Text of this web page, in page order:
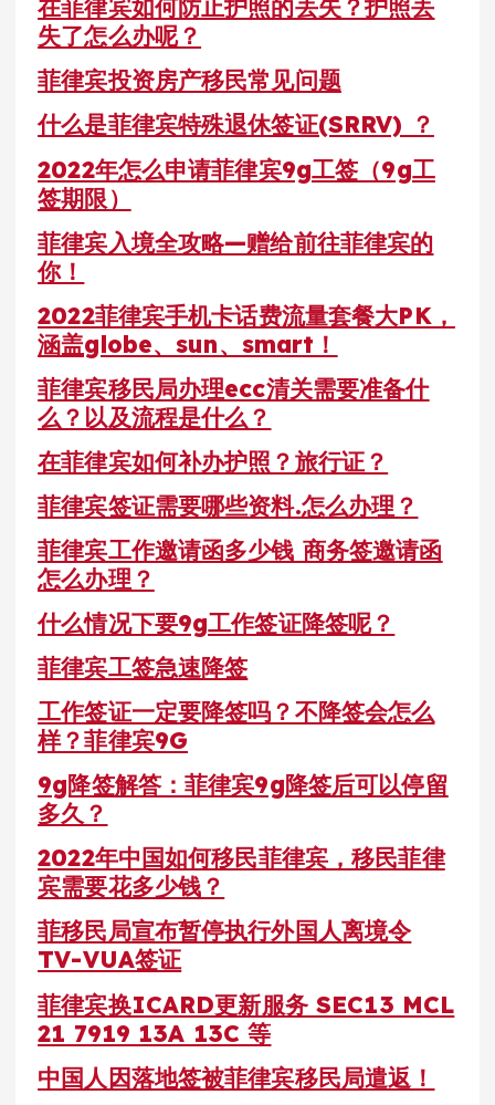
在菲律宾如何防止护照的丢失？护照丢
失了怎么办呢？
菲律宾投资房产移民常见问题
什么是菲律宾特殊退休签证(SRRV) ？
2022年怎么申请菲律宾9g工签（9g工
签期限）
菲律宾入境全攻略—赠给前往菲律宾的
你！
2022菲律宾手机卡话费流量套餐大PK，
涵盖globe、sun、smart！
菲律宾移民局办理ecc清关需要准备什
么？以及流程是什么？
在菲律宾如何补办护照？旅行证？
菲律宾签证需要哪些资料.怎么办理？
菲律宾工作邀请函多少钱 商务签邀请函
怎么办理？
什么情况下要9g工作签证降签呢？
菲律宾工签急速降签
工作签证一定要降签吗？不降签会怎么
样？菲律宾9G
9g降签解答：菲律宾9g降签后可以停留
多久？
2022年中国如何移民菲律宾，移民菲律
宾需要花多少钱？
菲移民局宣布暂停执行外国人离境令
TV-VUA签证
菲律宾换ICARD更新服务 SEC13 MCL
21 7919 13A 13C 等
中国人因落地签被菲律宾移民局遣返！